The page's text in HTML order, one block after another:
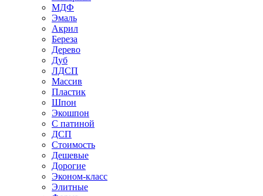
МДФ
Эмаль
Акрил
Береза
Дерево
Дуб
ЛДСП
Массив
Пластик
Шпон
Экошпон
С патиной
ДСП
Стоимость
Дешевые
Дорогие
Эконом-класс
Элитные